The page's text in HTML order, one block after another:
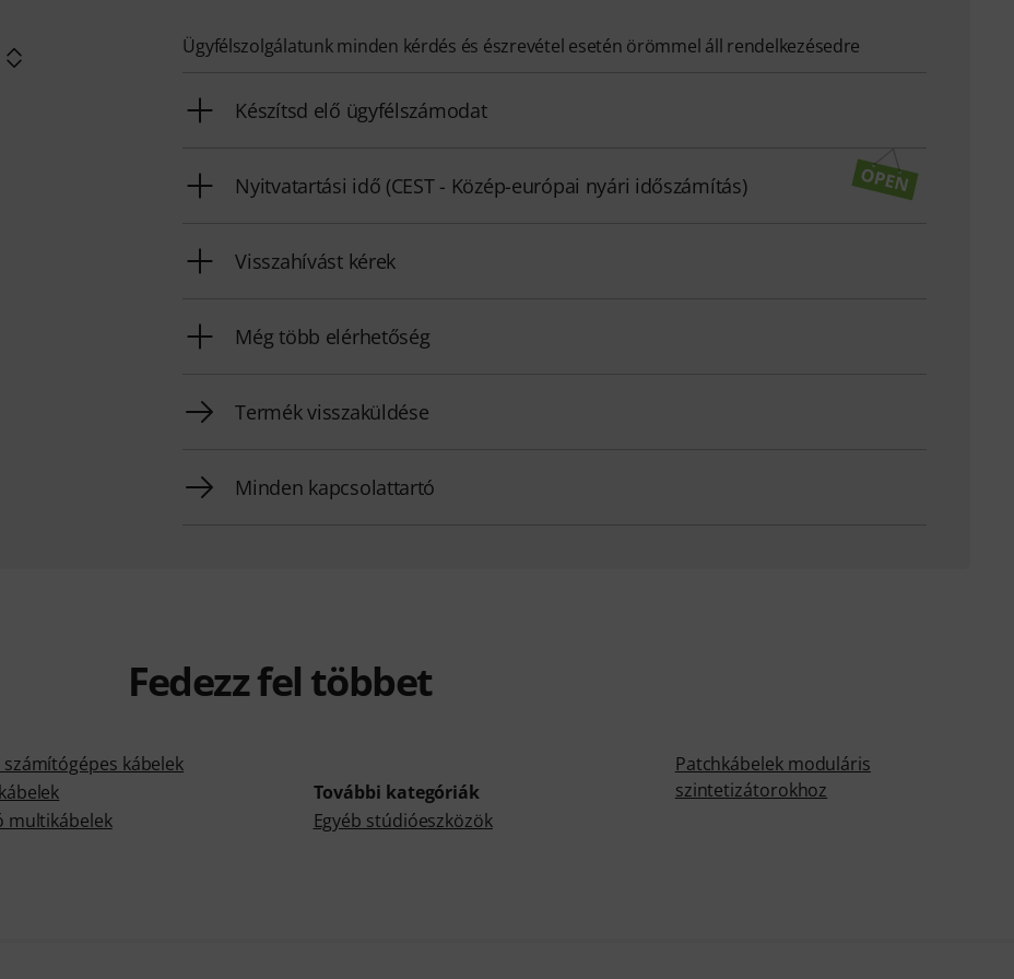
Ügyfélszolgálatunk minden kérdés és észrevétel esetén örömmel áll rendelkezésedre
Készítsd elő ügyfélszámodat
Nyitvatartási idő (CEST - Közép-európai nyári időszámítás)
Visszahívást kérek
Még több elérhetőség
Termék visszaküldése
Minden kapcsolattartó
Fedezz fel többet
számítógépes kábelek
multikábelek
További kategóriák
Egyéb stúdióeszközök
Patchkábelek moduláris
szintetizátorokhoz